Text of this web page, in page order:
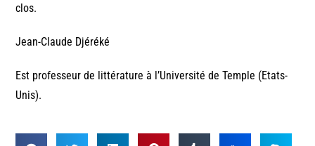
clos.
Jean-Claude Djéréké
Est professeur de littérature à l’Université de Temple (Etats-
Unis).